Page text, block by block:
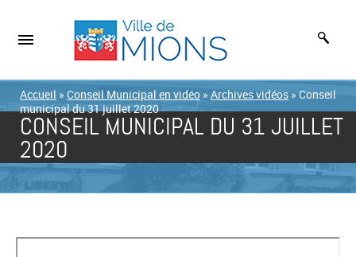
Accueil » Conseil Municipal en vidéo » Archives vidéos » Conseil
municipal du 31 juillet 2020
CONSEIL MUNICIPAL DU 31 JUILLET
2020